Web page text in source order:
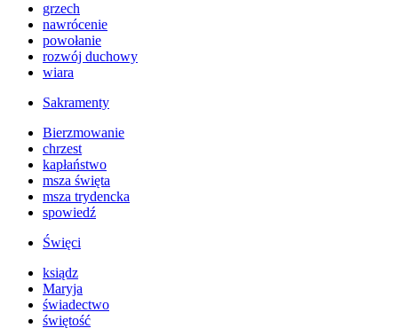
grzech
nawrócenie
powołanie
rozwój duchowy
wiara
Sakramenty
Bierzmowanie
chrzest
kapłaństwo
msza święta
msza trydencka
spowiedź
Święci
ksiądz
Maryja
świadectwo
świętość